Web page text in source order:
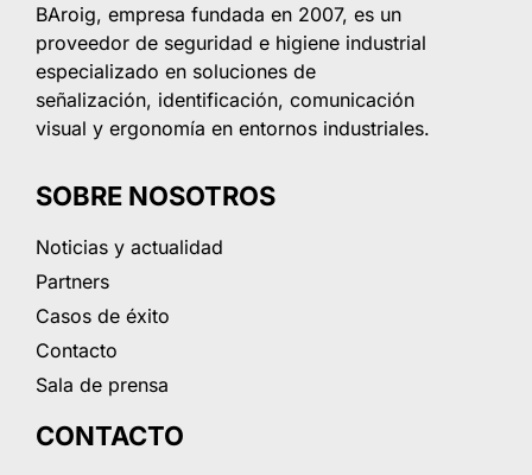
BAroig, empresa fundada en 2007, es un
proveedor de seguridad e higiene industrial
especializado en soluciones de
señalización, identificación, comunicación
visual y ergonomía en entornos industriales.
SOBRE NOSOTROS
Noticias y actualidad
Partners
Casos de éxito
Contacto
Sala de prensa
CONTACTO